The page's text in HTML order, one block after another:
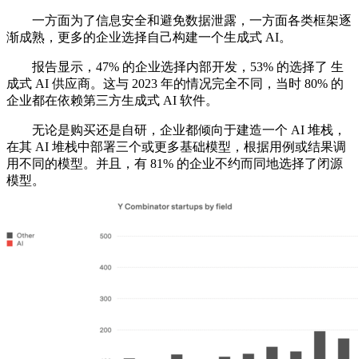
一方面为了信息安全和避免数据泄露，一方面各类框架逐
渐成熟，更多的企业选择自己构建一个生成式 AI。
报告显示，47% 的企业选择内部开发，53% 的选择了 生
成式 AI 供应商。这与 2023 年的情况完全不同，当时 80% 的
企业都在依赖第三方生成式 AI 软件。
无论是购买还是自研，企业都倾向于建造一个 AI 堆栈，
在其 AI 堆栈中部署三个或更多基础模型，根据用例或结果调
用不同的模型。并且，有 81% 的企业不约而同地选择了闭源
模型。